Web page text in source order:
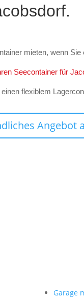
mieten, wenn
Seecontainer für
flexiblem
Angebot
Garage